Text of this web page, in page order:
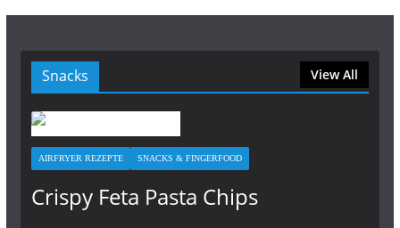
Snacks View All
AIRFRYER REZEPTE SNACKS & FINGERFOOD
Crispy Feta Pasta Chips